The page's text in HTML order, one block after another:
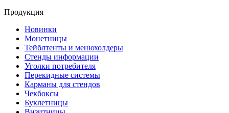
Продукция
Новинки
Монетницы
Тейблтенты и менюхолдеры
Стенды информации
Уголки потребителя
Перекидные системы
Карманы для стендов
Чекбоксы
Буклетницы